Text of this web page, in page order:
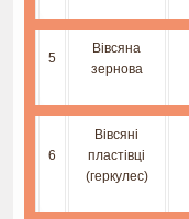
5
Вівсяна
зернова
6
Вівсяні
пластівці
(геркулес)